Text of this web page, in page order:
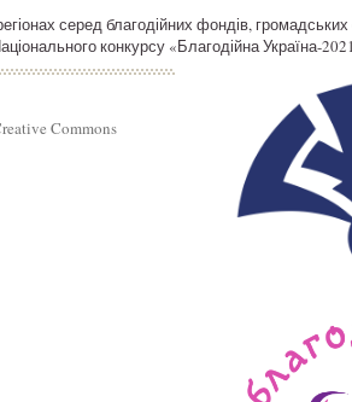
серед благодійних фондів, громадських
конкурсу «Благодійна Україна-
Commons